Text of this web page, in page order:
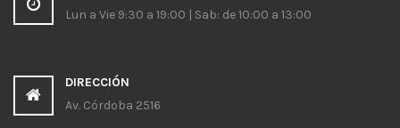
Lun a Vie 9:30 a 19:00 | Sab: de 10:00 a 13:00
DIRECCIÓN
Av. Córdoba 2516